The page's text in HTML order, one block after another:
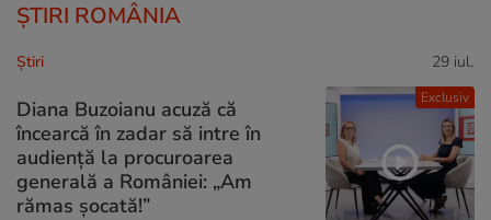
ȘTIRI ROMÂNIA
Exclusiv
Ştiri 29 iul.
Diana Buzoianu acuză că
încearcă în zadar să intre în
audiență la procuroarea
generală a României: „Am
rămas șocată!”